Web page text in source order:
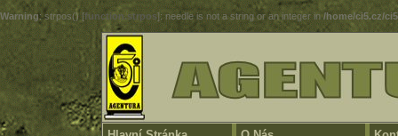
Warning: strpos() [function.strpos]: needle is not a string or an integer in/home/ci5.cz/